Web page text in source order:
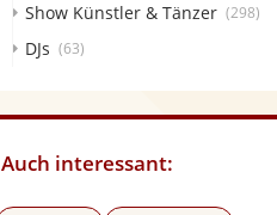
Show Künstler & Tänzer (298)
DJs (63)
Auch interessant: